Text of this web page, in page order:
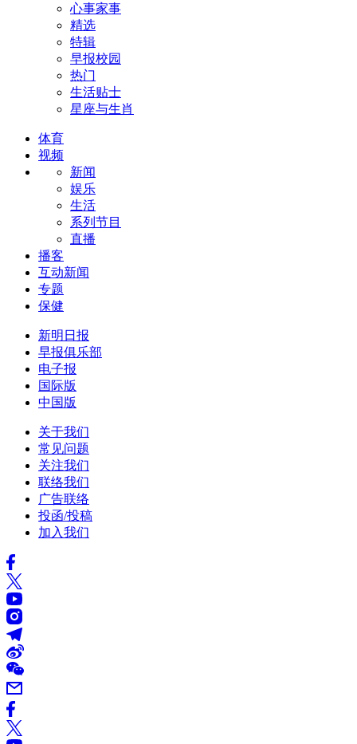
心事家事
精选
特辑
早报校园
热门
生活贴士
星座与生肖
体育
视频
新闻
娱乐
生活
系列节目
直播
播客
互动新闻
专题
保健
新明日报
早报俱乐部
电子报
国际版
中国版
关于我们
常见问题
关注我们
联络我们
广告联络
投函/投稿
加入我们